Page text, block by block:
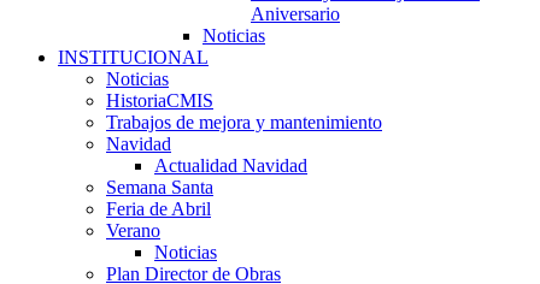
Aniversario
Noticias
INSTITUCIONAL
Noticias
HistoriaCMIS
Trabajos de mejora y mantenimiento
Navidad
Actualidad Navidad
Semana Santa
Feria de Abril
Verano
Noticias
Plan Director de Obras